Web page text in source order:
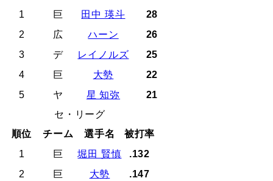
1
巨 田中 瑛斗
28
2
広 ハーン
26
3
デ レイノルズ
25
4
巨 大勢
22
5
ヤ 星 知弥
21
セ・リーグ
順位
チーム 選手名
被打率
1
巨 堀田 賢慎
.132
2
巨 大勢 .147